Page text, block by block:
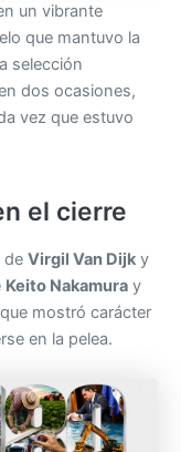
un vibrante
que mantuvo la
selección
dos ocasiones,
vez que estuvo
el cierre
deVirgil Van Dijk y
Keito Nakamura y
mostró carácter
en la pelea.